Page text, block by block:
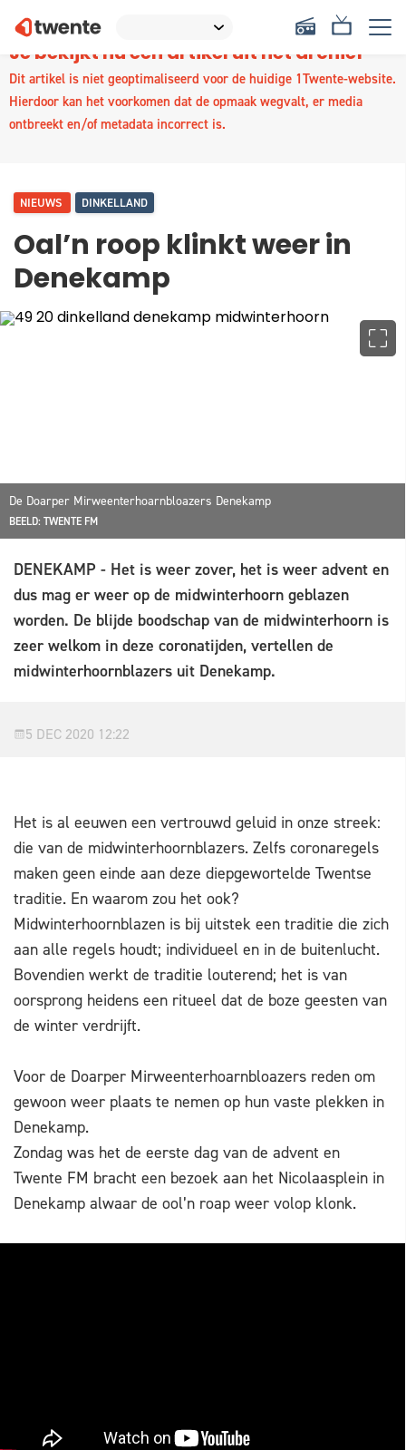
Je bekijkt nu een artikel uit het archief
Dit artikel is niet geoptimaliseerd voor de huidige 1Twente-website.
Hierdoor kan het voorkomen dat de opmaak wegvalt, er media
ontbreekt en/of metadata incorrect is.
NIEUWS DINKELLAND
Oal’n roop klinkt weer in
Denekamp
De Doarper Mirweenterhoarnbloazers Denekamp
BEELD: TWENTE FM
DENEKAMP - Het is weer zover, het is weer advent en
dus mag er weer op de midwinterhoorn geblazen
worden. De blijde boodschap van de midwinterhoorn is
zeer welkom in deze coronatijden, vertellen de
midwinterhoornblazers uit Denekamp.
5 DEC 2020 12:22
Het is al eeuwen een vertrouwd geluid in onze streek:
die van de midwinterhoornblazers. Zelfs coronaregels
maken geen einde aan deze diepgewortelde Twentse
traditie. En waarom zou het ook?
Midwinterhoornblazen is bij uitstek een traditie die zich
aan alle regels houdt; individueel en in de buitenlucht.
Bovendien werkt de traditie louterend; het is van
oorsprong heidens een ritueel dat de boze geesten van
de winter verdrijft.
Voor de Doarper Mirweenterhoarnbloazers reden om
gewoon weer plaats te nemen op hun vaste plekken in
Denekamp.
Zondag was het de eerste dag van de advent en
Twente FM bracht een bezoek aan het Nicolaasplein in
Denekamp alwaar de ool’n roap weer volop klonk.